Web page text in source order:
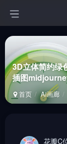
3D立体简约绿
插图
首页 Ai画廊
花瓣C